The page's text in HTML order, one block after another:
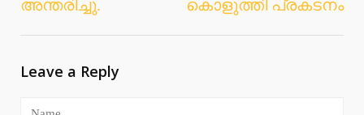
അന്തരിച്ചു. കൊളുത്തി പ്രകടനം
Leave a Reply